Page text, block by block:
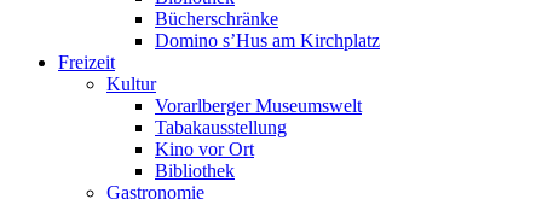
Bücherschränke
Domino s’Hus am Kirchplatz
Freizeit
Kultur
Vorarlberger Museumswelt
Tabakausstellung
Kino vor Ort
Bibliothek
Gastronomie